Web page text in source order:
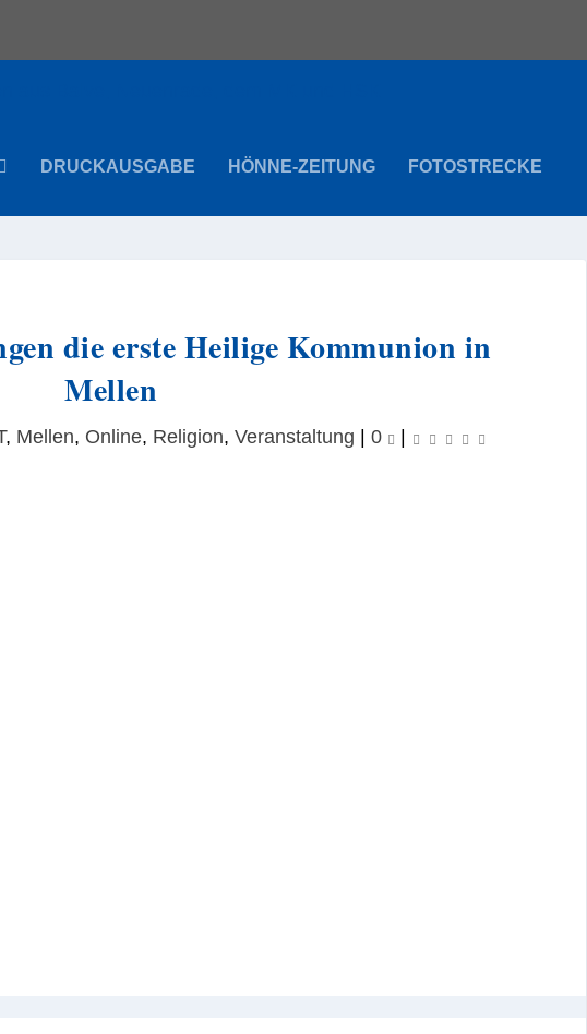
DRUCKAUSGABE HÖNNE-ZEITUNG FOTOSTRECKE
die erste Heilige Kommunion in
Mellen
, Mellen, Online, Religion, Veranstaltung 0